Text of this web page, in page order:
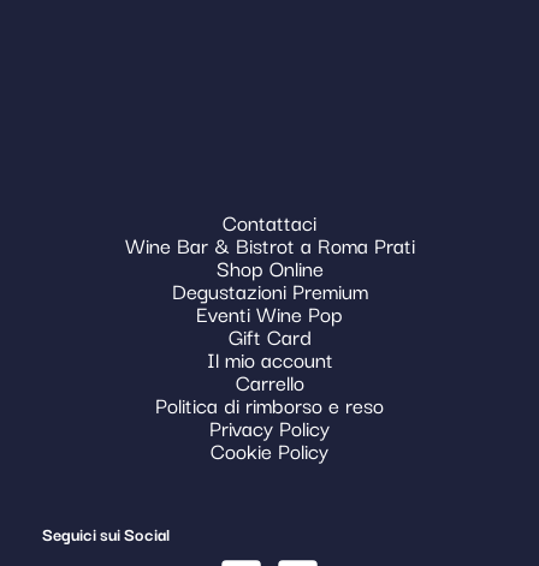
Contattaci
Wine Bar & Bistrot a Roma Prati
Shop Online
Degustazioni Premium
Eventi Wine Pop
Gift Card
Il mio account
Carrello
Politica di rimborso e reso
Privacy Policy
Cookie Policy
Seguici sui Social